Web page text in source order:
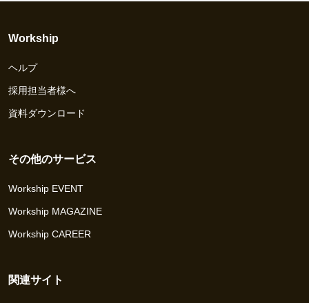
Workship
ヘルプ
採用担当者様へ
資料ダウンロード
その他のサービス
Workship EVENT
Workship MAGAZINE
Workship CAREER
関連サイト